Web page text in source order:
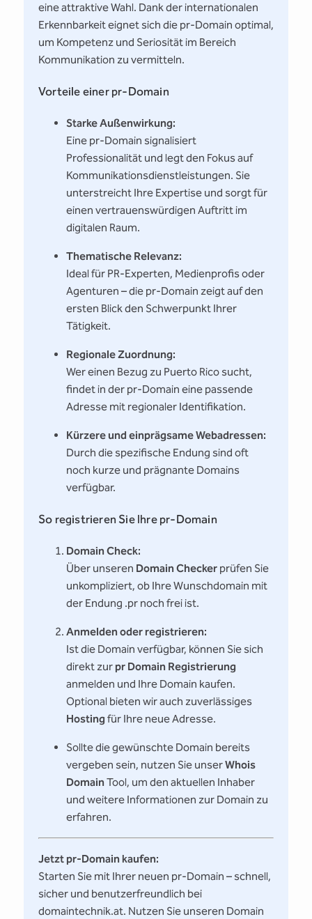
eine attraktive Wahl. Dank der internationalen
Erkennbarkeit eignet sich die pr-Domain optimal,
um Kompetenz und Seriosität im Bereich
Kommunikation zu vermitteln.
Vorteile einer pr-Domain
Starke Außenwirkung:
Eine pr-Domain signalisiert
Professionalität und legt den Fokus auf
Kommunikationsdienstleistungen. Sie
unterstreicht Ihre Expertise und sorgt für
einen vertrauenswürdigen Auftritt im
digitalen Raum.
Thematische Relevanz:
Ideal für PR-Experten, Medienprofis oder
Agenturen – die pr-Domain zeigt auf den
ersten Blick den Schwerpunkt Ihrer
Tätigkeit.
Regionale Zuordnung:
Wer einen Bezug zu Puerto Rico sucht,
findet in der pr-Domain eine passende
Adresse mit regionaler Identifikation.
Kürzere und einprägsame Webadressen:
Durch die spezifische Endung sind oft
noch kurze und prägnante Domains
verfügbar.
So registrieren Sie Ihre pr-Domain
Domain Check:
Über unseren Domain Checkerprüfen Sie
unkompliziert, ob Ihre Wunschdomain mit
der Endung .pr noch frei ist.
Anmelden oder registrieren:
Ist die Domain verfügbar, können Sie sich
direkt zur pr Domain Registrierung
anmelden und Ihre Domain kaufen.
Optional bieten wir auch zuverlässiges
Hosting für Ihre neue Adresse.
Sollte die gewünschte Domain bereits
vergeben sein, nutzen Sie unserWhois
Domain Tool, um den aktuellen Inhaber
und weitere Informationen zur Domain zu
erfahren.
Jetzt pr-Domain kaufen:
Starten Sie mit Ihrer neuen pr-Domain – schnell,
sicher und benutzerfreundlich bei
domaintechnik.at. Nutzen Sie unseren Domain